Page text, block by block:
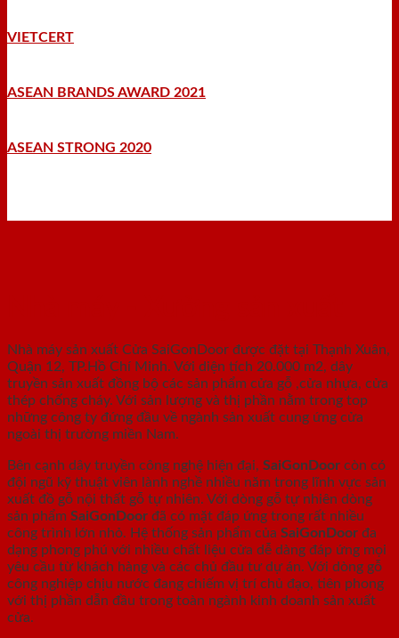
VIETCERT
ASEAN BRANDS AWARD 2021
ASEAN STRONG 2020
Nhà máy sản xuất Cửa SaiGonDoor được đặt tại Thạnh Xuân,
Quận 12, TP.Hồ Chí Minh. Với diện tích 20.000 m2, dây
truyền sản xuất đồng bộ các sản phẩm cửa gỗ ,cửa nhựa, cửa
thép chống cháy. Với sản lượng và thị phần nằm trong top
những công ty đứng đầu về ngành sản xuất cung ứng cửa
ngoài thị trường miền Nam.
Bên cạnh dây truyền công nghệ hiện đại, SaiGonDoor còn có
đội ngũ kỹ thuật viên lành nghề nhiều năm trong lĩnh vực sản
xuất đồ gỗ nội thất gỗ tự nhiên. Với dòng gỗ tự nhiên dòng
sản phẩm SaiGonDoor đã có mặt đáp ứng trong rất nhiều
công trình lớn nhỏ. Hệ thống sản phẩm của SaiGonDoor đa
dạng phong phú với nhiều chất liệu cửa dễ dàng đáp ứng mọi
yêu cầu từ khách hàng và các chủ đầu tư dự án. Với dòng gỗ
công nghiệp chịu nước đang chiếm vị trí chủ đạo, tiên phong
với thị phần dẫn đầu trong toàn ngành kinh doanh sản xuất
cửa.